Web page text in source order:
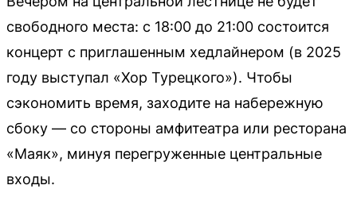
свободного места: с 18:00 до 21:00 состоится
концерт с приглашенным хедлайнером (в 2025
году выступал «Хор Турецкого»). Чтобы
сэкономить время, заходите на набережную
сбоку — со стороны амфитеатра или ресторана
«Маяк», минуя перегруженные центральные
входы.